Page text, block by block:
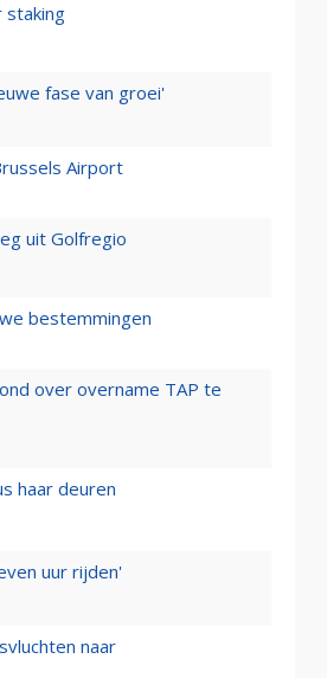
staking
fase van groei'
Airport
uit Golfregio
bestemmingen
over overname TAP te
haar deuren
uur rijden'
naar